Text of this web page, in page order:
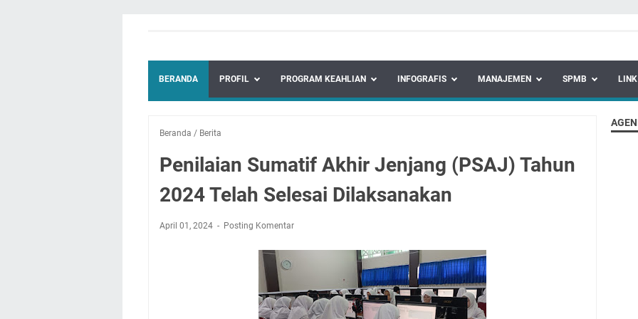
BERANDA PROFIL PROGRAM KEAHLIAN INFOGRAFIS MANAJEMEN SPMB LINK
Beranda / Berita
Penilaian Sumatif Akhir Jenjang (PSAJ) Tahun
2024 Telah Selesai Dilaksanakan
April 01, 2024 Posting Komentar